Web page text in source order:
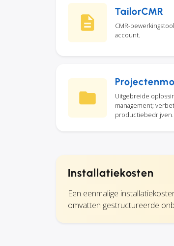
TailorCMR
CMR-
account.
Uitgebreide
management;
productiebedrijven.
Installatiekosten
Een eenmalige
omvatten gestructureerde